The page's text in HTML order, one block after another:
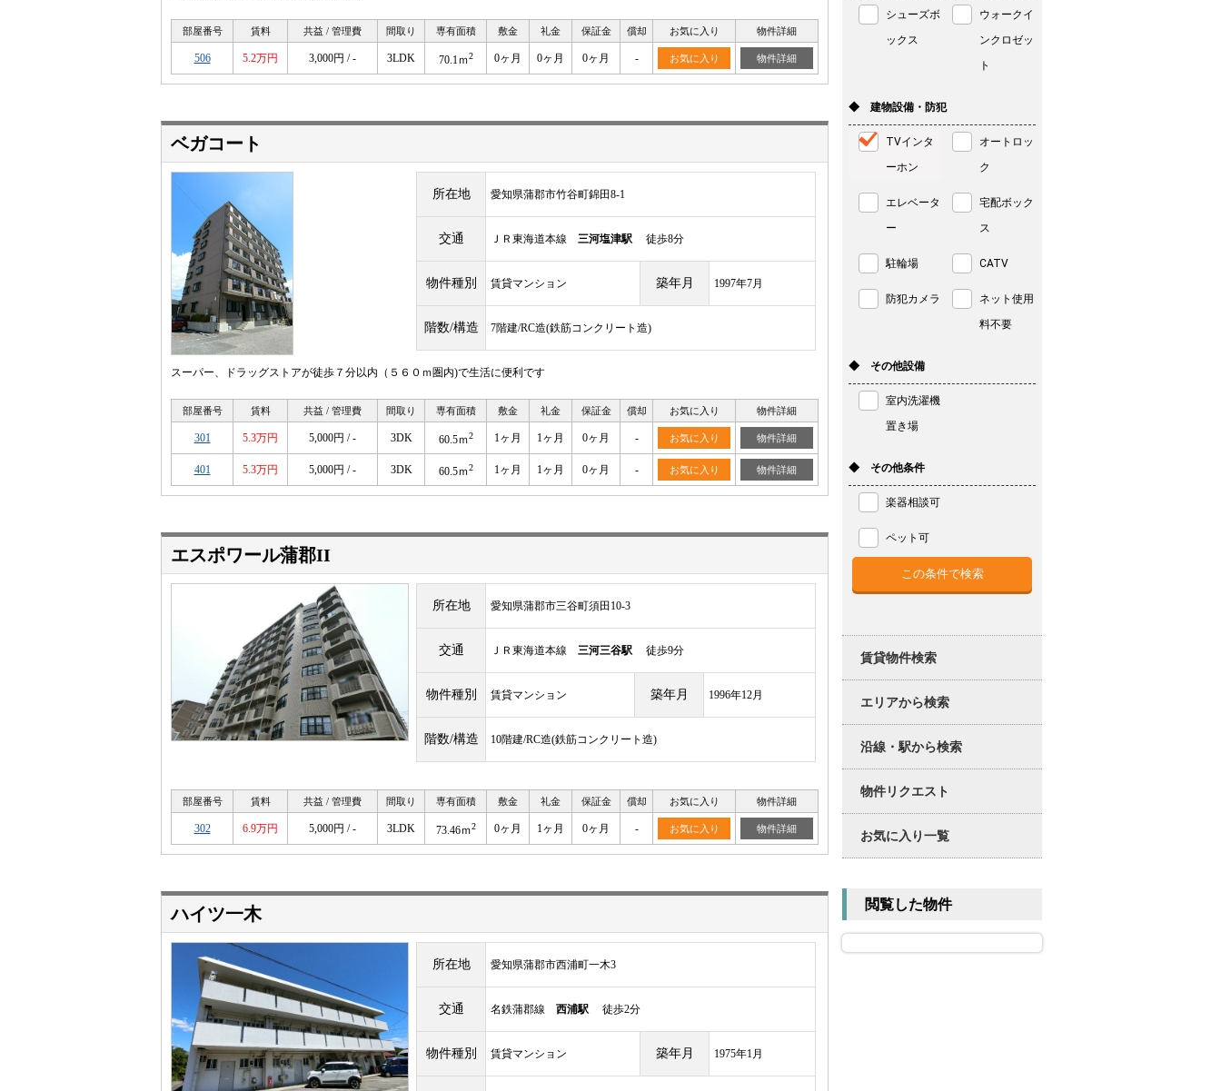
部屋番号 賃料 共益 / 管理費 間取り 専有面積 敷金 礼金 保証金 償却 お気に入り 物件詳細
506 5.2万円 3,000円 / - 3LDK 70.1ｍ2 0ヶ月 0ヶ月 0ヶ月 - お気に入り 物件詳細
ベガコート
所在地 愛知県蒲郡市竹谷町錦田8-1
交通 ＪＲ東海道本線 三河塩津駅 徒歩8分
物件種別 賃貸マンション 築年月 1997年7月
階数/構造 7階建/RC造(鉄筋コンクリート造)
スーパー、ドラッグストアが徒歩７分以内（５６０ｍ圏内)で生活に便利です
部屋番号 賃料 共益 / 管理費 間取り 専有面積 敷金 礼金 保証金 償却 お気に入り 物件詳細
301 5.3万円 5,000円 / - 3DK 60.5ｍ2 1ヶ月 1ヶ月 0ヶ月 - お気に入り 物件詳細
401 5.3万円 5,000円 / - 3DK 60.5ｍ2 1ヶ月 1ヶ月 0ヶ月 - お気に入り 物件詳細
エスポワール蒲郡II
所在地 愛知県蒲郡市三谷町須田10-3
交通 ＪＲ東海道本線 三河三谷駅 徒歩9分
物件種別 賃貸マンション 築年月 1996年12月
階数/構造 10階建/RC造(鉄筋コンクリート造)
部屋番号 賃料 共益 / 管理費 間取り 専有面積 敷金 礼金 保証金 償却 お気に入り 物件詳細
302 6.9万円 5,000円 / - 3LDK 73.46ｍ2 0ヶ月 1ヶ月 0ヶ月 - お気に入り 物件詳細
ハイツ一木
所在地 愛知県蒲郡市西浦町一木3
交通 名鉄蒲郡線 西浦駅 徒歩2分
物件種別 賃貸マンション 築年月 1975年1月
シューズボ
ックス
ウォークイ
ンクロゼッ
ト
◆ 建物設備・防犯
TVインタ
ーホン
オートロッ
ク
エレベータ
ー
宅配ボック
ス
駐輪場 CATV
防犯カメラ
ネット使用
料不要
◆ その他設備
室内洗濯機
置き場
◆ その他条件
楽器相談可
ペット可
賃貸物件検索
エリアから検索
沿線・駅から検索
物件リクエスト
お気に入り一覧
閲覧した物件